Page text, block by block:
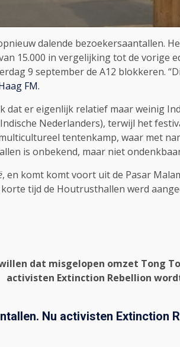
dalende bezoekersaantallen.
15.000 in vergelijking tot de vorige
9 september de A12 blokkeren.
FM.
dat er eigenlijk relatief maar weinig
Nederlanders), terwijl het
tentenkamp, waar met
is onbekend, maar niet
, en komt komt voort uit de Pasar
tijd de Houtrusthallen werd
willen dat misgelopen omzet Tong
activisten Extinction Rebellion
Nu activisten Extinction